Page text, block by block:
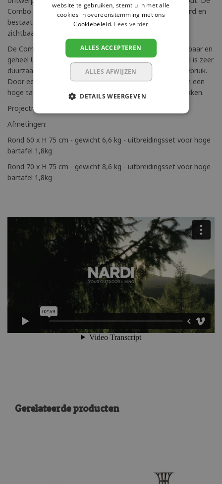
Combo tafels zijn volledig
eco-vriendelijk geproduceerd en
bestaat uit verschillendegerecyclede materialen
zichtbaar is in de uitstraling van de kleuren.
De Combo kunststof tafel is licht, gemakkelijk verplaatsbaar en
geheel UV-beschermd. Deze onderhoudsvriendelijke tafel is zeer
duurzaam en geschikt voor intensief binnen en buiten gebruik.
Door een uitbreidingsset is de tafel snel te veranderen in een
hoge tafel en ideaal te combineren met de stack barkrukken.
Projectmatig getest, vraag gerust om een offerte.
Afmetingen:
Rond 60 x H 75 cm - gewicht 6,6 kg - uitbreidingsset voor hoge
bartafel 1,8kg
Rond 70 x H 75 cm - gewicht 8,6 kg - uitbreidingsset voor hoge
bartafel 1,8kg
Gerelateerde producten
website te gebruiken, stemt u in met alle
cookies in overeenstemming met ons
Cookiebeleid. Lees verder
ALLES ACCEPTEREN
ALLES AFWIJZEN
DETAILS WEERGEVEN